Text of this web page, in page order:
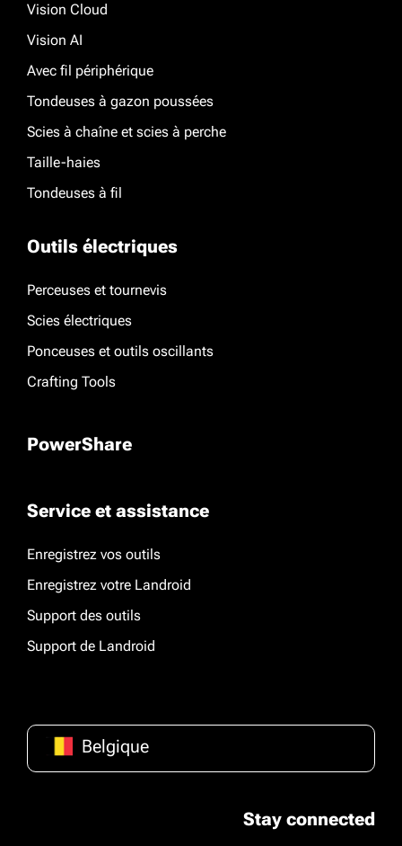
Vision Cloud
Vision AI
Avec fil périphérique
Tondeuses à gazon poussées
Scies à chaîne et scies à perche
Taille-haies
Tondeuses à fil
Outils électriques
Perceuses et tournevis
Scies électriques
Ponceuses et outils oscillants
Crafting Tools
PowerShare
Service et assistance
Enregistrez vos outils
Enregistrez votre Landroid
Support des outils
Support de Landroid
Belgique
Stay connected